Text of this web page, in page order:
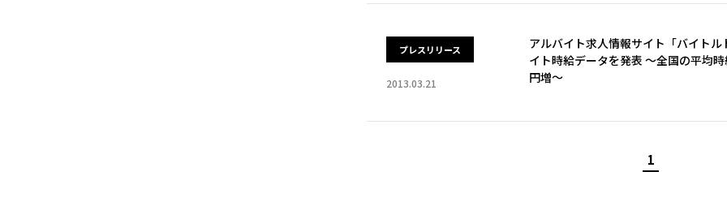
プレスリリース
2013.03.21
アルバイト求人情報サイト「バイト
イト時給データを発表 ～全国の平均
円増～
1